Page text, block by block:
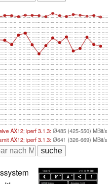
AX12; iperf 3.1.3:Ø485 (425-550) MBit/s
AX12; iperf 3.1.3:Ø641 (326-669) MBit/s